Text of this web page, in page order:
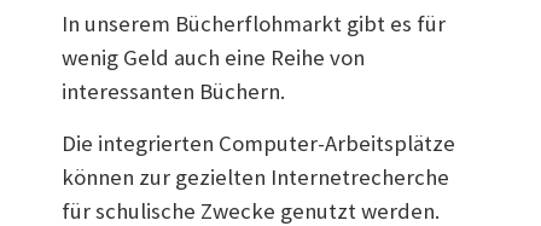
In unserem Bücherflohmarkt gibt es für
wenig Geld auch eine Reihe von
interessanten Büchern.
Die integrierten Computer-Arbeitsplätze
können zur gezielten Internetrecherche
für schulische Zwecke genutzt werden.